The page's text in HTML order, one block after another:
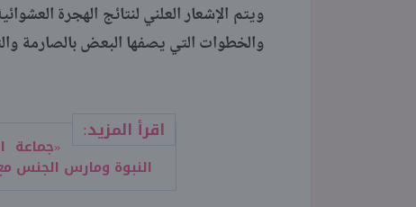
والخطوات التي يصفها البعض بالصارمة
اقرأ المزيد:
«جماعة
النبوة ومارس الجنس